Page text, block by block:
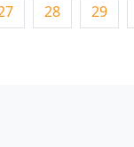
28 29